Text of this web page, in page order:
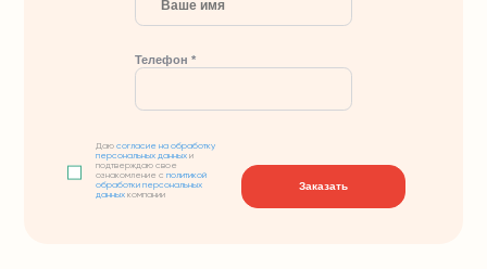
Телефон *
Даюсогласие на обработку
персональных данных и
подтверждаю свое
ознакомление сполитикой
обработки персональных
данных компании
Заказать